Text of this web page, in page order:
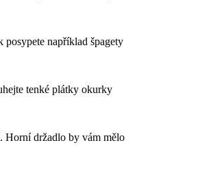
například špagety
tenké plátky okurky
Horní držadlo by vám mělo